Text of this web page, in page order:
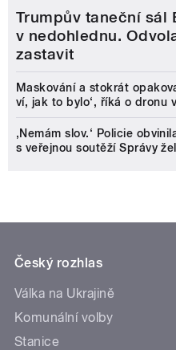
Trumpův taneční sál
v nedohlednu.
zastavit
Maskování a stokrát
ví, jak to bylo‘, říká o dronu
‚Nemám slov.‘ Policie
s veřejnou soutěží Správy
Český rozhlas
Válka na Ukrajině
Komunální volby
Stanice